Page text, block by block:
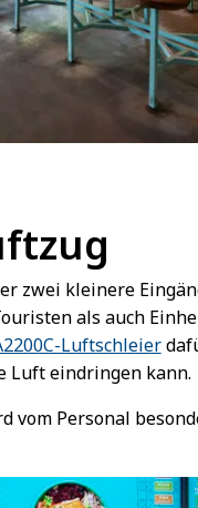
zwei kleinere
als auch
Luftschleier
Luft eindringen kann.
vom Personal